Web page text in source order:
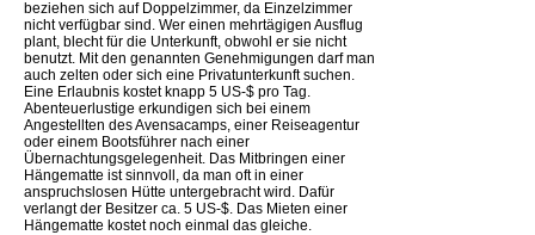
beziehen sich auf Doppelzimmer, da Einzelzimmer
nicht verfügbar sind. Wer einen mehrtägigen Ausflug
plant, blecht für die Unterkunft, obwohl er sie nicht
benutzt. Mit den genannten Genehmigungen darf man
auch zelten oder sich eine Privatunterkunft suchen.
Eine Erlaubnis kostet knapp 5 US-$ pro Tag.
Abenteuerlustige erkundigen sich bei einem
Angestellten des Avensacamps, einer Reiseagentur
oder einem Bootsführer nach einer
Übernachtungsgelegenheit. Das Mitbringen einer
Hängematte ist sinnvoll, da man oft in einer
anspruchslosen Hütte untergebracht wird. Dafür
verlangt der Besitzer ca. 5 US-$. Das Mieten einer
Hängematte kostet noch einmal das gleiche.